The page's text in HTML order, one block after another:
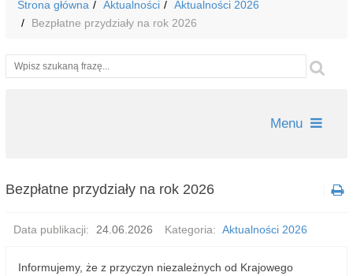
Strona główna Aktualności
Aktualności 2026
Bezpłatne przydziały na rok 2026
Wyszukiwarka
Menu
Bezpłatne przydziały na rok 2026
Data publikacji: 24.06.2026 Kategoria: Aktualności 2026
Informujemy, że z przyczyn niezależnych od Krajowego